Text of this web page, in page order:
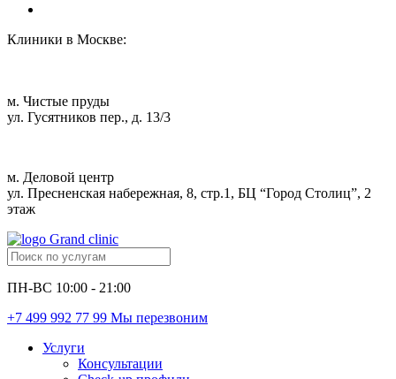
Клиники в Москве:
м. Чистые пруды
ул. Гусятников пер., д. 13/3
м. Деловой центр
ул. Пресненская набережная, 8, стр.1, БЦ “Город Столиц”, 2
этаж
ПН-ВС 10:00 - 21:00
+7 499 992 77 99 Мы перезвоним
Услуги
Консультации